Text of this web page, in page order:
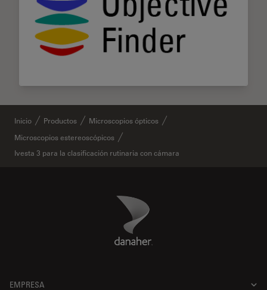
Inicio Productos
Microscopios ópticos
Microscopios estereoscópicos
Ivesta 3 para la clasificación rutinaria con cámara
Danaher Logo
EMPRESA